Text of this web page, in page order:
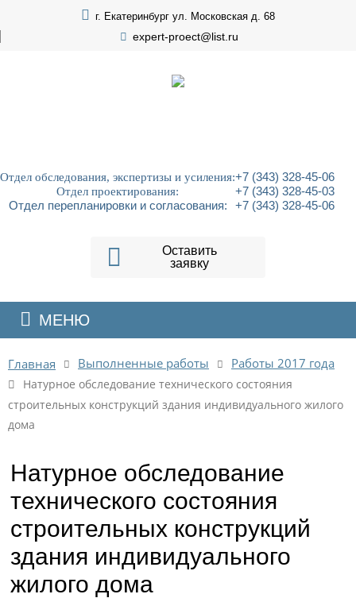
г. Екатеринбург ул. Московская д. 68
expert-proect@list.ru
Отдел обследования, экспертизы и усиления:+7 (343) 328-45-06
Отдел проектирования:
+7 (343) 328-45-03
Отдел перепланировки и согласования:
+7 (343) 328-45-06
Оставить
заявку
МЕНЮ
Главная Выполненные работы Работы 2017 года
Натурное обследование технического состояния
строительных конструкций здания индивидуального жилого
дома
Натурное обследование
технического состояния
строительных конструкций
здания индивидуального
жилого дома